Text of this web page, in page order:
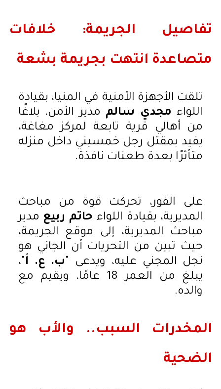
تفاصيل الجريمة: خلافات
متصاعدة انتهت بجريمة بشعة
تلقت الأجهزة الأمنية في المنيا، بقيادة
اللواء مجدي سالم مدير الأمن، بلاغًا
من أهالي قرية تابعة لمركز مغاغة،
يفيد بمقتل رجل خمسيني داخل منزله
متأثرًا بعدة طعنات نافذة.
على الفور، تحركت قوة من مباحث
المديرية، بقيادة اللواء حاتم ربيع مدير
مباحث المديرية، إلى موقع الجريمة،
حيث تبين من التحريات أن الجاني هو
نجل المجني عليه، ويدعى " ب. ع. أ "،
يبلغ من العمر 18 عامًا، ويقيم مع
والده.
المخدرات السبب.. والأب هو
الضحية